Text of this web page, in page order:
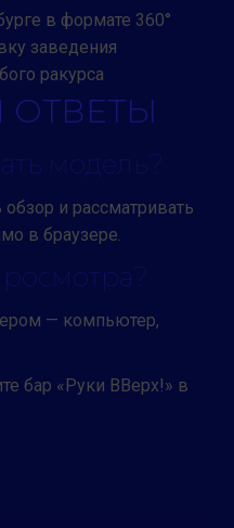
в формате 360°
заведения
ракурса
модель?
и рассматривать
в браузере.
— компьютер,
бар «Руки ВВерх!» в